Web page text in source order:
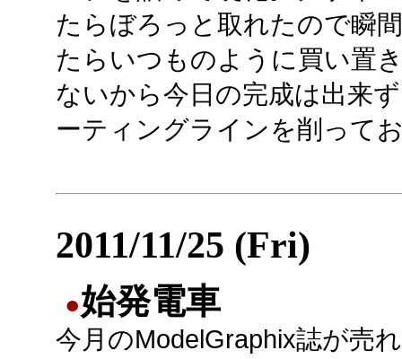
たらぼろっと取れたので瞬
たらいつものように買い置
ないから今日の完成は出来
ーティングラインを削って
2011/11/25 (Fri)
●始発電車
今月のModelGraphix誌が売